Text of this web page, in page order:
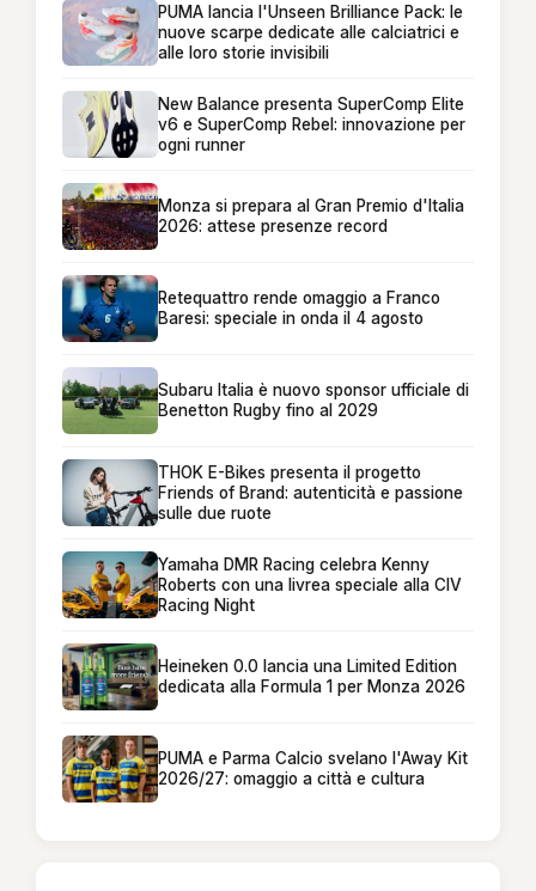
PUMA lancia l'Unseen Brilliance Pack: le
nuove scarpe dedicate alle calciatrici e
alle loro storie invisibili
New Balance presenta SuperComp Elite
v6 e SuperComp Rebel: innovazione per
ogni runner
Monza si prepara al Gran Premio d'Italia
2026: attese presenze record
Retequattro rende omaggio a Franco
Baresi: speciale in onda il 4 agosto
Subaru Italia è nuovo sponsor ufficiale di
Benetton Rugby fino al 2029
THOK E-Bikes presenta il progetto
Friends of Brand: autenticità e passione
sulle due ruote
Yamaha DMR Racing celebra Kenny
Roberts con una livrea speciale alla CIV
Racing Night
Heineken 0.0 lancia una Limited Edition
dedicata alla Formula 1 per Monza 2026
PUMA e Parma Calcio svelano l'Away Kit
2026/27: omaggio a città e cultura